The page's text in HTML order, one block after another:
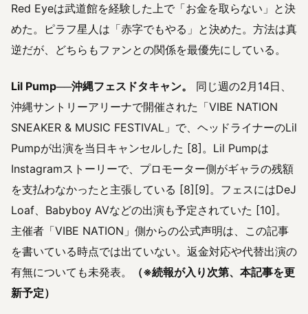
Red Eyeは武道館を経験した上で「お金を取らない」と決
めた。ピラフ星人は「赤字でもやる」と決めた。方法は真
逆だが、どちらもファンとの関係を最優先にしている。
Lil Pump──沖縄フェスドタキャン。
同じ週の2月14日、
沖縄サントリーアリーナで開催された「VIBE NATION
SNEAKER & MUSIC FESTIVAL」で、ヘッドライナーのLil
Pumpが出演を当日キャンセルした [8]。Lil Pumpは
Instagramストーリーで、プロモーター側がギャラの残額
を支払わなかったと主張している [8][9]。フェスにはDeJ
Loaf、Babyboy AVなどの出演も予定されていた [10]。
主催者「VIBE NATION」側からの公式声明は、この記事
を書いている時点では出ていない。返金対応や代替出演の
有無についても未発表。
（※続報が入り次第、本記事を更
新予定）